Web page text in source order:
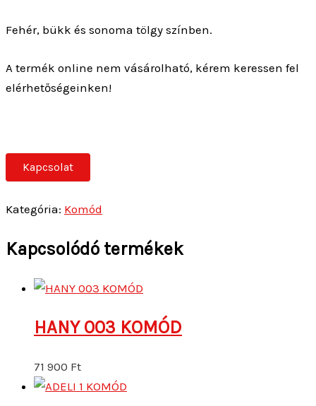
Fehér, bükk és sonoma tölgy színben.
A termék online nem vásárolható, kérem keressen fel
elérhetőségeinken!
Kapcsolat
Kategória: Komód
Kapcsolódó termékek
HANY 003 KOMÓD
71 900 Ft